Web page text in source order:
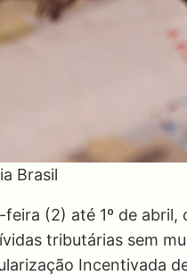
Brasil
(2) até 1º de
tributárias sem
Incentivada